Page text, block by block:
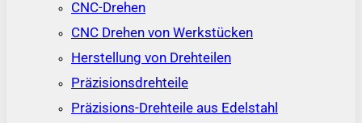
CNC-Drehen
CNC Drehen von Werkstücken
Herstellung von Drehteilen
Präzisionsdrehteile
Präzisions-Drehteile aus Edelstahl